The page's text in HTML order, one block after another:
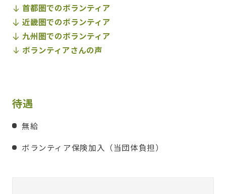
首都圏でのボランティア
近畿圏でのボランティア
九州圏でのボランティア
ボランティアさんの声
待遇
無給
ボランティア保険加入（当団体負担）